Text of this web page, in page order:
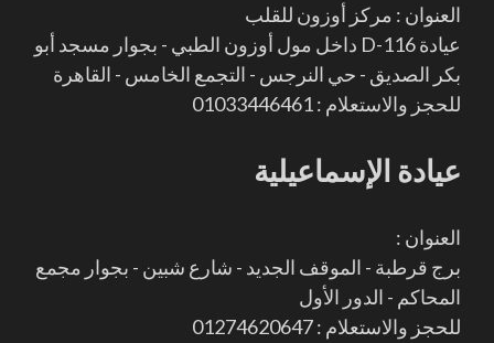
العنوان : مركز أوزون للقلب
عيادة D-116 داخل مول أوزون الطبي - بجوار مسجد أبو
بكر الصديق - حي النرجس - التجمع الخامس - القاهرة
للحجز والاستعلام : 01033446461
عيادة الإسماعيلية
العنوان :
برج قرطبة - الموقف الجديد - شارع شبين - بجوار مجمع
المحاكم - الدور الأول
للحجز والاستعلام : 01274620647